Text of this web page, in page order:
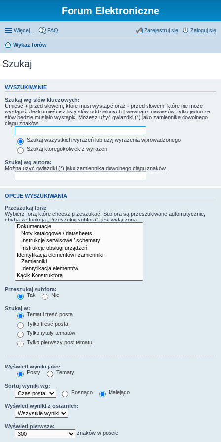
Forum Elektroniczne
Więcej… FAQ Zaloguj się
Zarejestruj się
Wykaz forów
Szukaj
WYSZUKIWANIE
Szukaj wg słów kluczowych:
Umieść + przed słowem, które musi wystąpić oraz - przed słowem, które nie może
wystąpić. Jeśli umieścisz listę słów oddzielonych | wewnątrz nawiasów, tylko jedno ze
słów będzie musiało wystąpić. Możesz użyć gwiazdki (*) jako zamiennika dowolnego
ciągu znaków.
Szukaj wszystkich wyrażeń lub użyj wyrażenia wprowadzonego
Szukaj któregokolwiek z wyrażeń
Szukaj wg autora:
Można użyć gwiazdki (*) jako zamiennika dowolnego ciągu znaków.
OPCJE WYSZUKIWANIA
Przeszukaj fora:
Wybierz fora, które chcesz przeszukać. Subfora są przeszukiwane automatycznie,
chyba że funkcja „Przeszukuj subfora”, jest wyłączona.
Przeszukaj subfora:
Tak
Nie
Szukaj w:
Temat i treść posta
Tylko treść posta
Tylko tytuły tematów
Tylko pierwszy post tematu
Wyświetl wyniki jako:
Posty
Tematy
Sortuj wyniki wg:
Rosnąco
Malejąco
Wyświetl wyniki z ostatnich:
Wyświetl pierwsze:
znaków w poście